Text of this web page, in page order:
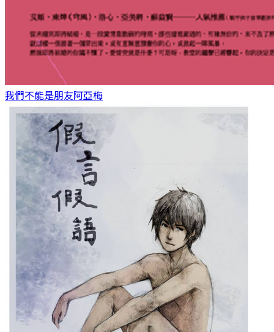
我們不能是朋友阿亞梅